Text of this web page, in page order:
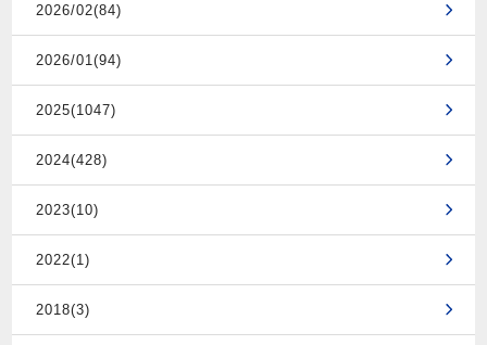
2026/02(84)
2026/01(94)
2025(1047)
2024(428)
2023(10)
2022(1)
2018(3)